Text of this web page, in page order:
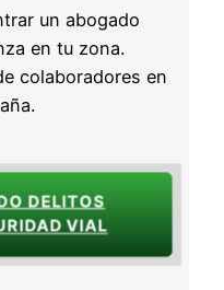
un abogado
en tu zona.
colaboradores en
DELITOS
VIAL